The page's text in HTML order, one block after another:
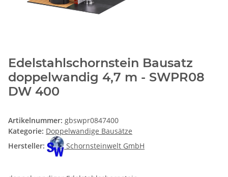
Edelstahlschornstein Bausatz
doppelwandig 4,7 m - SWPR08
DW 400
Artikelnummer: gbswpr0847400
Kategorie: Doppelwandige Bausätze
Hersteller:
Schornsteinwelt GmbH